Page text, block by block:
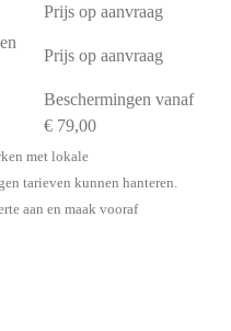
Prijs op aanvraag
Prijs op aanvraag
Beschermingen vanaf
€ 79,00
met lokale
tarieven kunnen hanteren.
aan en maak vooraf